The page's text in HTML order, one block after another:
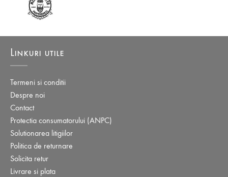
Linkuri utile
Termeni si conditii
Despre noi
Contact
Protectia consumatorului (ANPC)
Solutionarea litigiilor
Politica de returnare
Solicita retur
Livrare si plata